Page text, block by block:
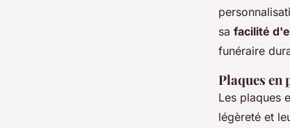
sa facilité
funéraire
Plaques en
Les plaques
légèreté et